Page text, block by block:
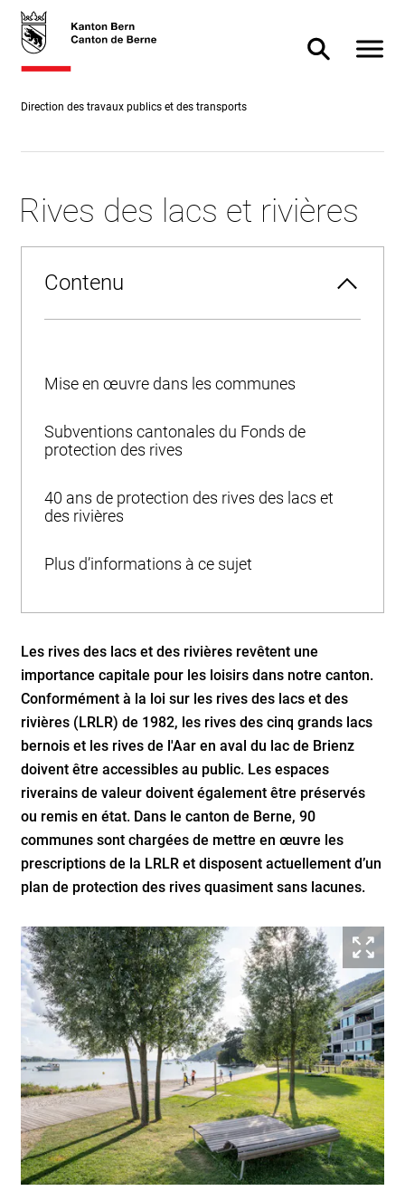
Accès
direct
skiplink.toNavigation
skiplink.toStartPage
Accès
direct à
Direction des travaux publics et des transports
Afficher/
Rives des lacs et rivières
Contenu
Mise en œuvre dans les communes
Subventions cantonales du Fonds de
protection des rives
40 ans de protection des rives des lacs et
des rivières
Plus d’informations à ce sujet
Les rives des lacs et des rivières revêtent une
importance capitale pour les loisirs dans notre canton.
Conformément à la loi sur les rives des lacs et des
rivières (LRLR) de 1982, les rives des cinq grands lacs
bernois et les rives de l'Aar en aval du lac de Brienz
doivent être accessibles au public. Les espaces
riverains de valeur doivent également être préservés
ou remis en état. Dans le canton de Berne, 90
communes sont chargées de mettre en œuvre les
prescriptions de la LRLR et disposent actuellement d’un
plan de protection des rives quasiment sans lacunes.